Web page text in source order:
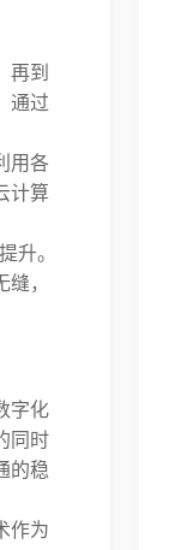
再到
通过
用各
计算
升。
，
字化
同时
的稳
作为